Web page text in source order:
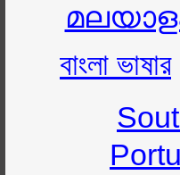
বাংলা ভাষার